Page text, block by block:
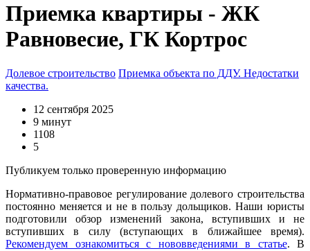
Приемка квартиры - ЖК
Равновесие, ГК Кортрос
Долевое строительство Приемка объекта по ДДУ. Недостатки
качества.
12 сентября 2025
9 минут
1108
5
Публикуем только проверенную информацию
Нормативно-правовое регулирование долевого строительства
постоянно меняется и не в пользу дольщиков. Наши юристы
подготовили обзор изменений закона, вступивших и не
вступивших в силу (вступающих в ближайшее время).
Рекомендуем ознакомиться с нововведениями в статье. В